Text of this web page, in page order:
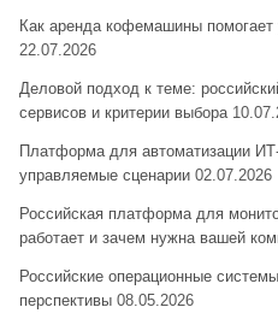
Как аренда кофемашины
22.07.2026
Деловой подход к теме:
сервисов и критерии выбора
Платформа для автоматизации
управляемые сценарии 02.07.2026
Российская платформа для
работает и зачем нужна вашей
Российские операционные
перспективы 08.05.2026